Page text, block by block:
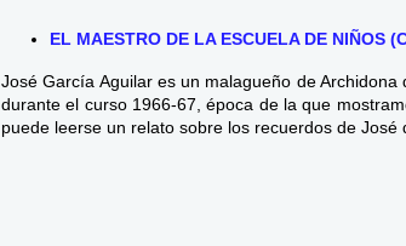
EL MAESTRO DE LA ESCUELA DE NIÑOS
José García Aguilar es un malagueño de
durante el curso 1966-67, época de la que
puede leerse un relato sobre los recuerdos de José